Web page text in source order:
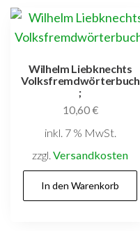
Wilhelm Liebknechts
Volksfremdwörterbuch
;
10,60€
inkl. 7 % MwSt.
zzgl.Versandkosten
In den Warenkorb